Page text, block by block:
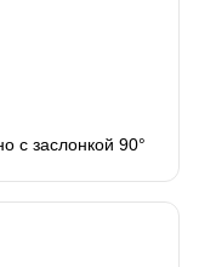
с заслонкой 90°